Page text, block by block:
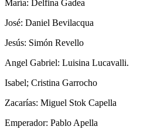
María: Delfina Gadea
José: Daniel Bevilacqua
Jesús: Simón Revello
Angel Gabriel: Luisina Lucavalli.
Isabel; Cristina Garrocho
Zacarías: Miguel Stok Capella
Emperador: Pablo Apella